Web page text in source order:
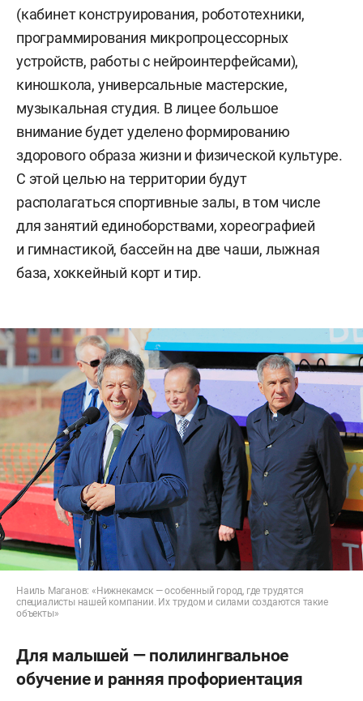
(кабинет конструирования, робототехники,
программирования микропроцессорных
устройств, работы с нейроинтерфейсами),
киношкола, универсальные мастерские,
музыкальная студия. В лицее большое
внимание будет уделено формированию
здорового образа жизни и физической культуре.
С этой целью на территории будут
располагаться спортивные залы, в том числе
для занятий единоборствами, хореографией
и гимнастикой, бассейн на две чаши, лыжная
база, хоккейный корт и тир.
Наиль Маганов: «Нижнекамск — особенный город, где трудятся
специалисты нашей компании. Их трудом и силами создаются такие
объекты»
Для малышей — полилингвальное
обучение и ранняя профориентация